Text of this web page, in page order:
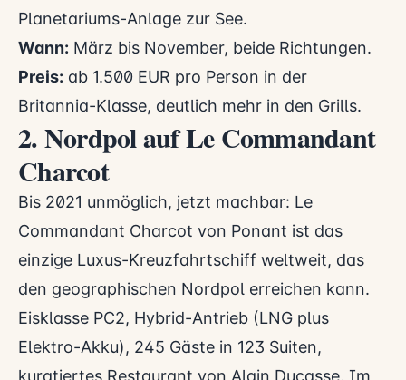
Planetariums-Anlage zur See.
Wann: März bis November, beide Richtungen.
Preis: ab 1.500 EUR pro Person in der
Britannia-Klasse, deutlich mehr in den Grills.
2. Nordpol auf Le Commandant
Charcot
Bis 2021 unmöglich, jetzt machbar: Le
Commandant Charcot von Ponant ist das
einzige Luxus-Kreuzfahrtschiff weltweit, das
den geographischen Nordpol erreichen kann.
Eisklasse PC2, Hybrid-Antrieb (LNG plus
Elektro-Akku), 245 Gäste in 123 Suiten,
kuratiertes Restaurant von Alain Ducasse. Im